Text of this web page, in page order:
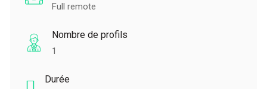
Full remote
Nombre de profils
1
Durée